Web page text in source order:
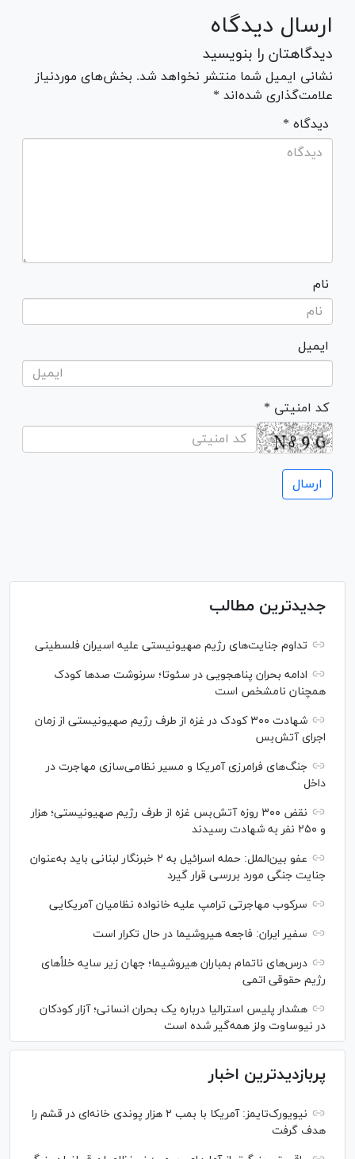
ارسال دیدگاه
دیدگاهتان را بنویسید
نشانی ایمیل شما منتشر نخواهد شد. بخش‌های موردنیاز
علامت‌گذاری شده‌اند *
* دیدگاه
نام
ایمیل
* کد امنیتی
جدیدترین مطالب
تداوم جنایت‌های رژیم صهیونیستی علیه اسیران فلسطینی
ادامه بحران پناهجویی در سئوتا؛ سرنوشت صدها کودک
همچنان نامشخص است
شهادت ۳۰۰ کودک در غزه از طرف رژیم صهیونیستی از زمان
اجرای آتش‌بس
جنگ‌های فرامرزی آمریکا و مسیر نظامی‌سازی مهاجرت در
داخل
نقض ۳۰۰ روزه آتش‌بس غزه از طرف رژیم صهیونیستی؛ هزار
و ۲۵۰ نفر به شهادت رسیدند
عفو بین‌الملل: حمله اسرائیل به ۲ خبرنگار لبنانی باید به‌عنوان
جنایت جنگی مورد بررسی قرار گیرد
سرکوب مهاجرتی ترامپ علیه خانواده نظامیان آمریکایی
سفیر ایران: فاجعه هیروشیما در حال تکرار است
درس‌های ناتمام بمباران هیروشیما؛ جهان زیر سایه خلأ‌های
رژیم حقوقی اتمی
هشدار پلیس استرالیا درباره یک بحران انسانی؛ آزار کودکان
در نیوساوت ولز همه‌گیر شده است
پربازدیدترین اخبار
نیویورک‌تایمز: آمریکا با بمب ۲ هزار پوندی خانه‌ای در قشم را
هدف گرفت